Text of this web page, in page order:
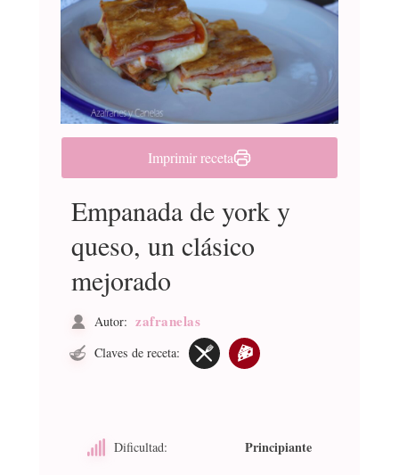
Imprimir receta
Empanada de york y
queso, un clásico
mejorado
Autor: zafranelas
Claves de receta:
Dificultad: Principiante